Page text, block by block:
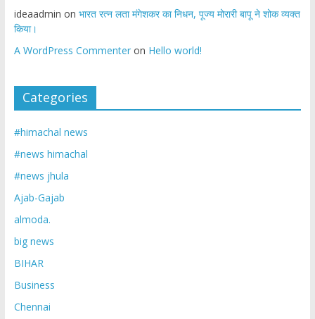
ideaadmin on भारत रत्न लता मंगेशकर का निधन, पूज्य मोरारी बापू ने शोक व्यक्त
किया।
A WordPress Commenteron Hello world!
Categories
#himachal news
#news himachal
#news jhula
Ajab-Gajab
almoda.
big news
BIHAR
Business
Chennai